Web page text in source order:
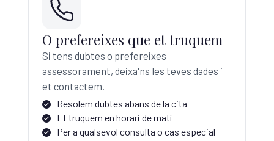
O prefereixes que et truquem
Si tens dubtes o prefereixes
assessorament, deixa'ns les teves dades i
et contactem.
Resolem dubtes abans de la cita
Et truquem en horari de matí
Per a qualsevol consulta o cas especial